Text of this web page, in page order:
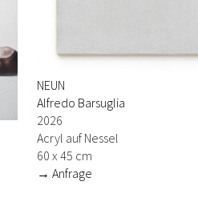
NEUN
Alfredo Barsuglia
2026
Acryl auf Nessel
60 x 45 cm
→ Anfrage